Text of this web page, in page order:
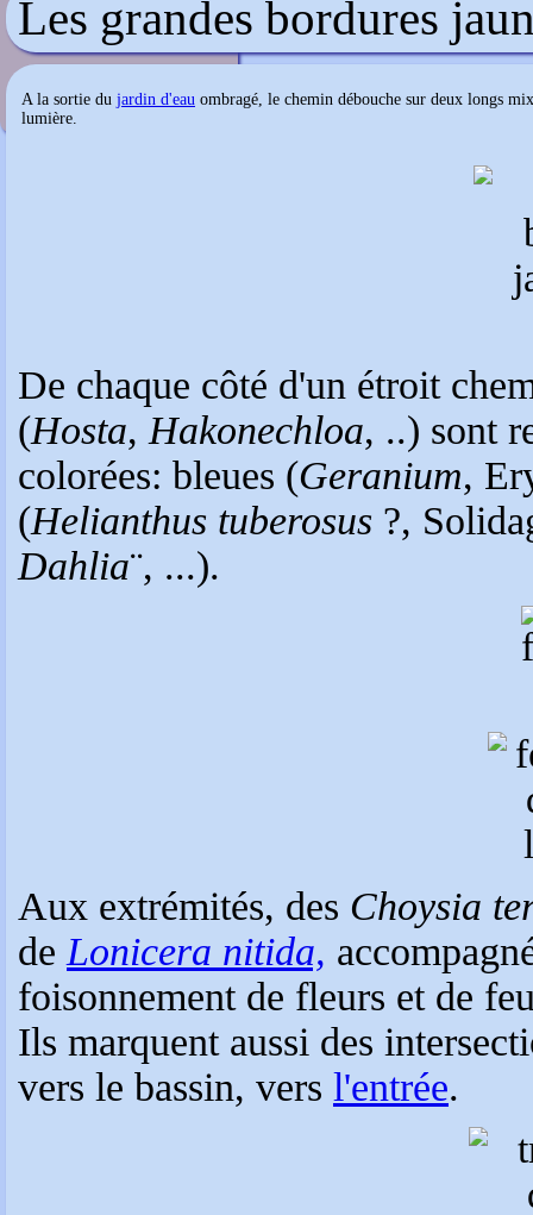
Les grandes bordures
A la sortie du jardin d'eau ombragé, le chemin débouche sur deux longs
lumière.
De chaque côté d'un étroit
(Hosta, Hakonechloa, ..) sont
colorées: bleues (Geranium,
(Helianthus tuberosus ?,
Dahlia¨, ...).
Aux extrémités, des Choysia
de Lonicera nitida,
foisonnement de fleurs et de
Ils marquent aussi des
vers le bassin, vers l'entrée.